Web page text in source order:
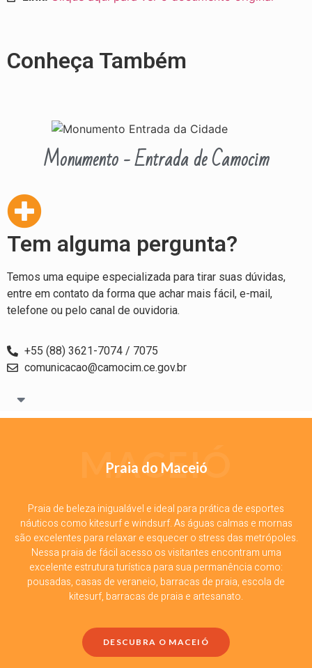
Conheça Também
Monumento - Entrada de Camocim
Tem alguma pergunta?
Temos uma equipe especializada para tirar suas dúvidas,
entre em contato da forma que achar mais fácil, e-mail,
telefone ou pelo canal de ouvidoria.
+55 (88) 3621-7074 / 7075
comunicacao@camocim.ce.gov.br
MACEIÓ
Praia do Maceió
Praia de beleza inigualável e ideal para prática de esportes
náuticos como kitesurf e windsurf. As águas calmas e mornas
são excelentes para relaxar e esquecer o stress das metrópoles.
Nessa praia de fácil acesso os visitantes encontram uma
excelente estrutura turística para sua permanência como:
pousadas, casas de veraneio, barracas de praia, escola de
kitesurf, barracas de praia e artesanato.
DESCUBRA O MACEIÓ